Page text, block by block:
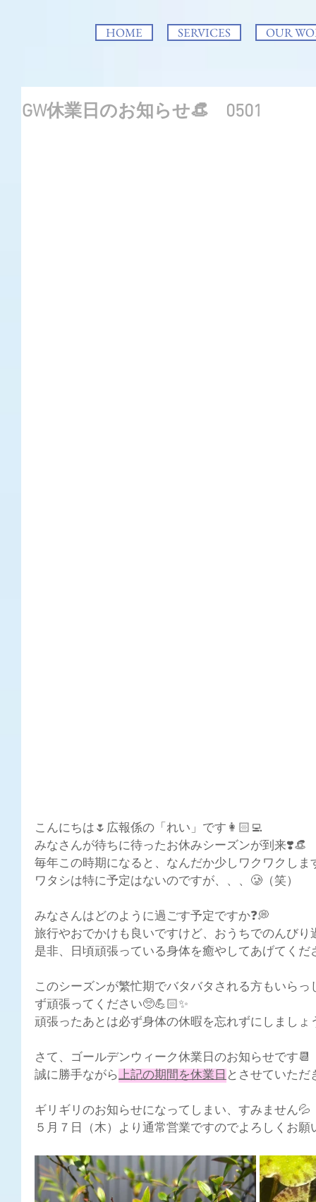
HOME SERVICES OUR
GW休業日のお知らせ👒 0501
こんにちは🌷広報係の「れい」です👩🏻‍💻
みなさんが待ちに待ったお休みシーズンが到来❣️👒
毎年この時期になると、なんだか少しワクワクしま
ワタシは特に予定はないのですが、、、🥲（笑）
みなさんはどのように過ごす予定ですか❓💭
旅行やおでかけも良いですけど、おうちでのんび
是非、日頃頑張っている身体を癒やしてあげてくだ
このシーズンが繁忙期でバタバタされる方もいら
ず頑張ってください🥺💪🏻✨
頑張ったあとは必ず身体の休暇を忘れずにしましょ
さて、ゴールデンウィーク休業日のお知らせです📆
誠に勝手ながら上記の期間を休業日とさせていただ
ギリギリのお知らせになってしまい、すみません💦
５月７日（木）より通常営業ですのでよろしくお願